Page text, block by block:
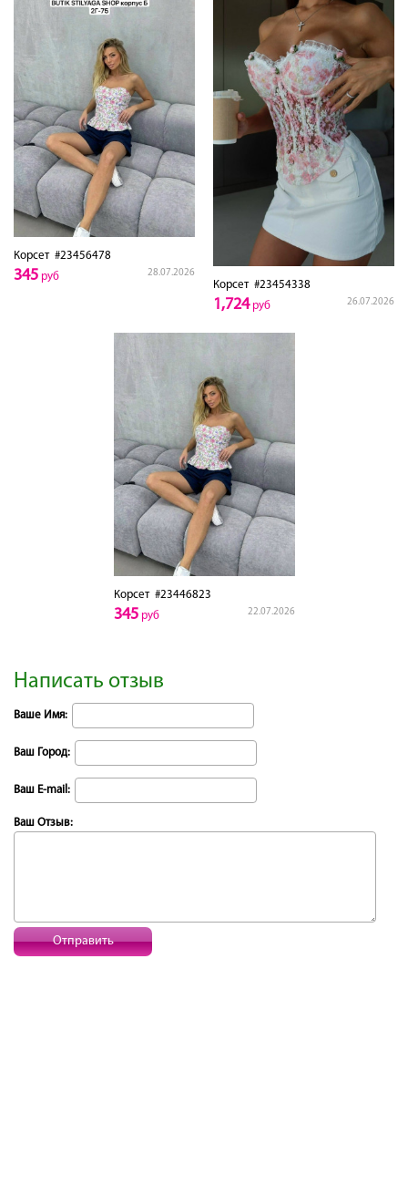
Корсет#23456478
28.07.2026
345 руб
Корсет#23454338
26.07.2026
1,724руб
Корсет#23446823
22.07.2026
345руб
Написать отзыв
Ваше Имя:
Ваш Город:
Ваш E-mail:
Ваш Отзыв:
Отправить